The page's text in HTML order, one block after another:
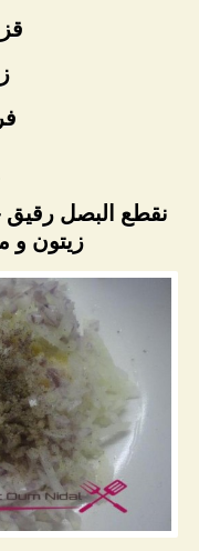
نقطع البصل
زيتون و